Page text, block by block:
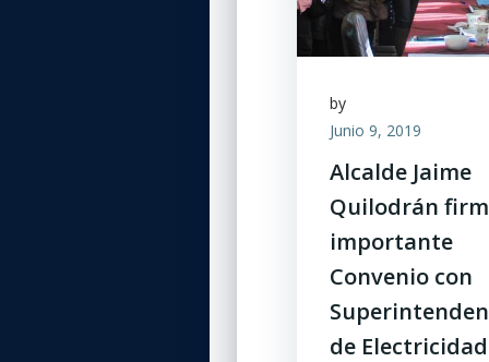
by
Junio 9, 2019
Alcalde Jaime
Quilodrán
importante
Convenio con
de